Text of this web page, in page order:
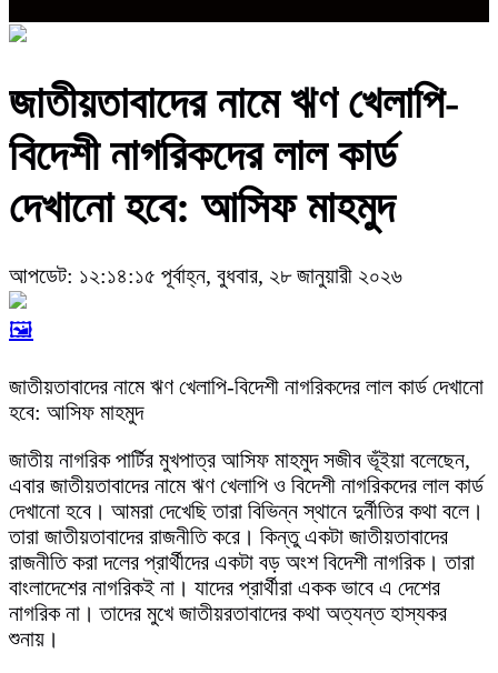
জাতীয়তাবাদের নামে ঋণ খেলাপি-
বিদেশী নাগরিকদের লাল কার্ড
দেখানো হবে: আসিফ মাহমুদ
আপডেট: ১২:১৪:১৫ পূর্বাহ্ন, বুধবার, ২৮ জানুয়ারী ২০২৬
🖼️
জাতীয়তাবাদের নামে ঋণ খেলাপি-বিদেশী নাগরিকদের লাল কার্ড দেখানো
হবে: আসিফ মাহমুদ
জাতীয় নাগরিক পার্টির মুখপাত্র আসিফ মাহমুদ সজীব ভূঁইয়া বলেছেন,
এবার জাতীয়তাবাদের নামে ঋণ খেলাপি ও বিদেশী নাগরিকদের লাল কার্ড
দেখানো হবে। আমরা দেখেছি তারা বিভিন্ন স্থানে দুর্নীতির কথা বলে।
তারা জাতীয়তাবাদের রাজনীতি করে। কিন্তু একটা জাতীয়তাবাদের
রাজনীতি করা দলের প্রার্থীদের একটা বড় অংশ বিদেশী নাগরিক। তারা
বাংলাদেশের নাগরিকই না। যাদের প্রার্থীরা একক ভাবে এ দেশের
নাগরিক না। তাদের মুখে জাতীয়রতাবাদের কথা অত্যন্ত হাস্যকর
শুনায়।